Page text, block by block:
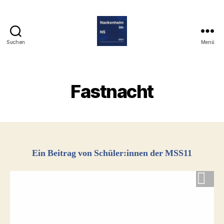
Suchen Menü
Fastnacht
Ein Beitrag von Schüler:innen der MSS11